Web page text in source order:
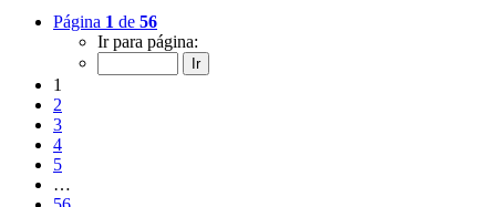
Página 1 de 56
Ir para página:
1
2
3
4
5
…